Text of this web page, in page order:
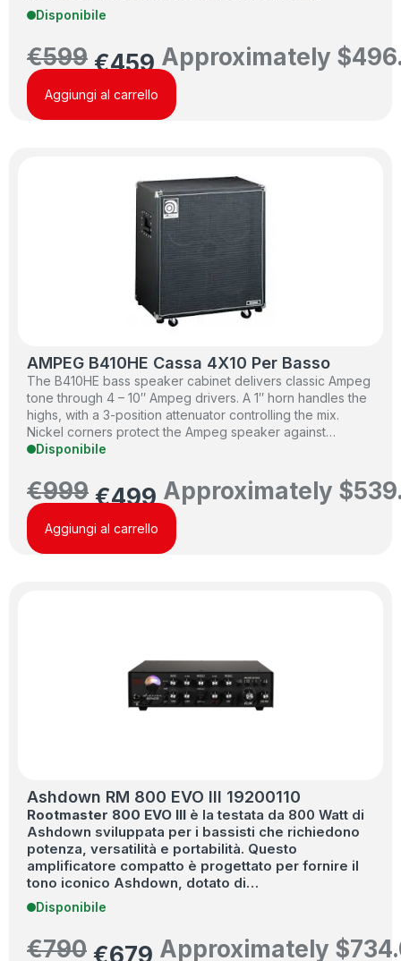
Disponibile
€599 €459 Approximately $
Aggiungi al carrello
AMPEG B410HE Cassa 4X10 Per Basso
The B410HE bass speaker cabinet delivers classic Ampeg
tone through 4 – 10″ Ampeg drivers. A 1″ horn handles the
highs, with a 3-position attenuator controlling the mix.
Nickel corners protect the Ampeg speaker against…
Disponibile
€999 €499 Approximately $
Aggiungi al carrello
Ashdown RM 800 EVO III 19200110
Rootmaster 800 EVO III è la testata da 800 Watt di
Ashdown sviluppata per i bassisti che richiedono
potenza, versatilità e portabilità. Questo
amplificatore compatto è progettato per fornire il
tono iconico Ashdown, dotato di…
Disponibile
€790 €679 Approximately $